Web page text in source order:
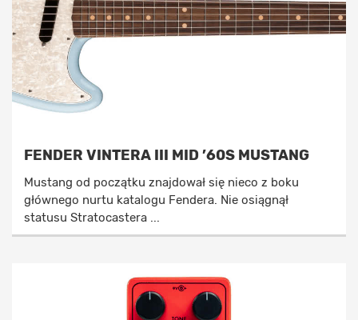
FENDER VINTERA III MID ’60S MUSTANG
Mustang od początku znajdował się nieco z boku
głównego nurtu katalogu Fendera. Nie osiągnął
statusu Stratocastera ...